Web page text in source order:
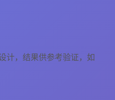
计，结果供参考验证，如